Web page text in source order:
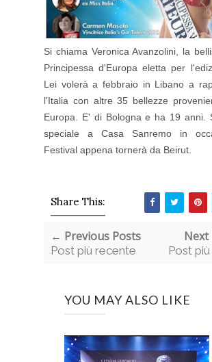
Si chiama Veronica Avanzolini, la
Principessa d'Europa eletta per
Lei volerà a febbraio in Libano a
l'Italia con altre 35 bellezze
Europa. E' di Bologna e ha 19 anni.
speciale a Casa Sanremo in
Festival appena tornerà da Beirut.
Share This:
← Previous Posts
Post più recente
Next
Post
YOU MAY ALSO LIKE